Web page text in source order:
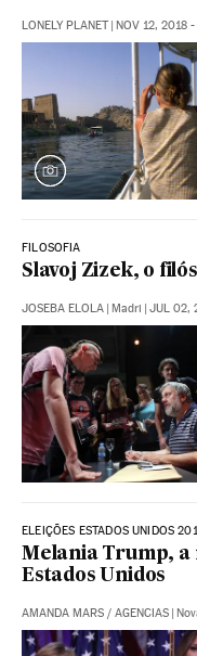
LONELY PLANET NOV 12, 2018
FILOSOFIA
Slavoj Zizek, o
JOSEBA ELOLA Madri JUL 02,
ELEIÇÕES ESTADOS UNIDOS
Melania Trump, a
Estados Unidos
AMANDA MARS / AGENCIAS